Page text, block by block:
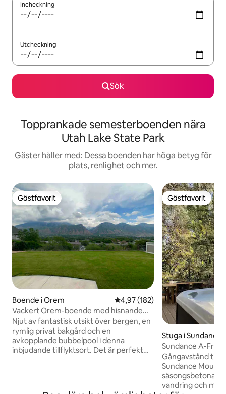
Incheckning
Utcheckning
Sök
Topprankade semesterboenden nära
Utah Lake State Park
Gäster håller med: Dessa boenden har höga betyg för
plats, renlighet och mer.
Gästfavorit
Gästfavorit
Boende i Orem 4,97 av 5 i genomsnittligt
4,97 (182)
Vackert Orem-boende med hisnande
utsikt!
Njut av fantastisk utsikt över bergen, en
rymlig privat bakgård och en
avkopplande bubbelpool i denna
inbjudande tillflyktsort. Det är perfekt
Gästfavorit
Gästfavorit
Stuga i Sundance
Sundance A-
promenad till
Gångavstånd till
Sundance
säsongsbetonad
vandring och mycket